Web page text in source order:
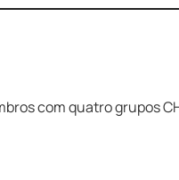
com quatro grupos